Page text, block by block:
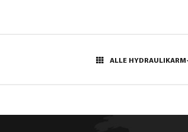
ALLE